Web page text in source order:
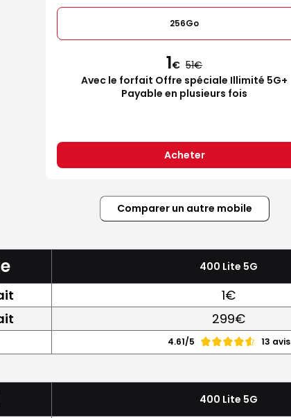
256Go
1€ 51
Avec le forfait Offre spéciale Illimité 5G+
Payable en plusieurs fois
Acheter
Comparer un autre mobile
400 Lite 5G
1€
299€
4.61/5 13 avis
400 Lite 5G